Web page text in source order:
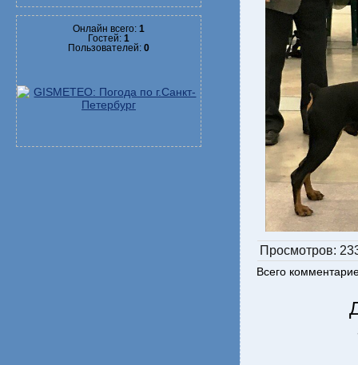
Онлайн всего: 1
Гостей: 1
Пользователей: 0
Просмотров:
Всего